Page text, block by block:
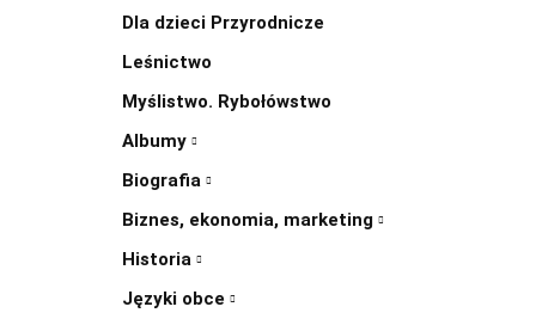
Dla dzieci Przyrodnicze
Leśnictwo
Myślistwo. Rybołówstwo
Albumy
Biografia
Biznes, ekonomia, marketing
Historia
Języki obce